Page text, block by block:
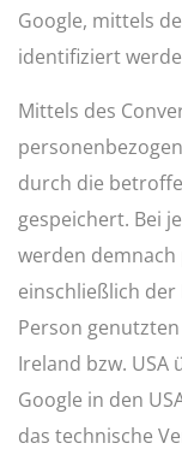
Google, mittels
identifiziert
Mittels des
durch die
gespeichert. Bei
werden
einschließlich
Person
Ireland bzw.
Google in den
das technische